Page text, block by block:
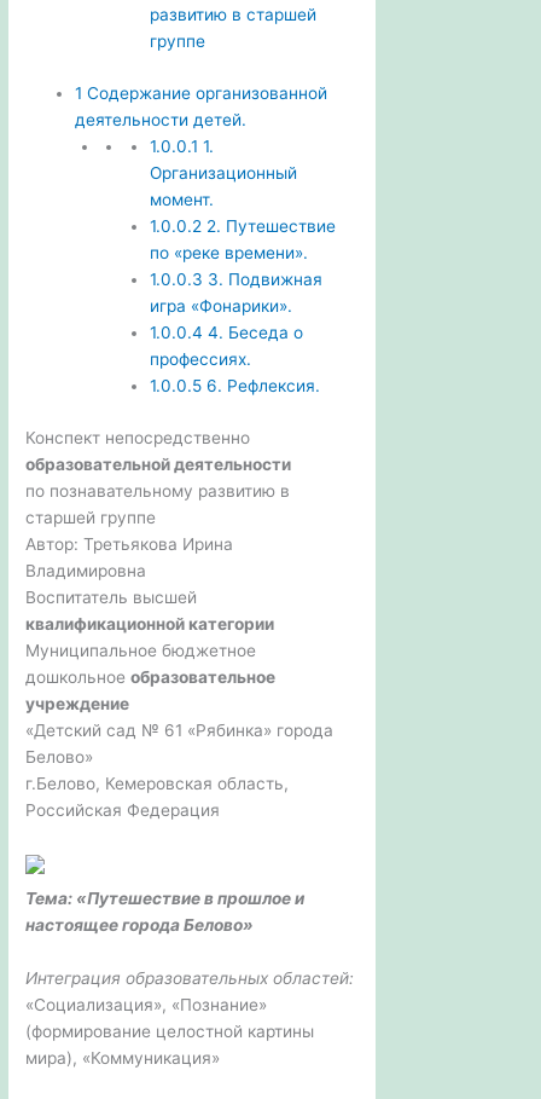
развитию в старшей
группе
1 Содержание организованной
деятельности детей.
1.0.0.1 1.
Организационный
момент.
1.0.0.2 2. Путешествие
по «реке времени».
1.0.0.3 3. Подвижная
игра «Фонарики».
1.0.0.4 4. Беседа о
профессиях.
1.0.0.56. Рефлексия.
Конспект непосредственно
образовательной деятельности
по познавательному развитию в
старшей группе
Автор: Третьякова Ирина
Владимировна
Воспитатель высшей
квалификационной категории
Муниципальное бюджетное
дошкольноеобразовательное
учреждение
«Детский сад № 61 «Рябинка» города
Белово»
г.Белово, Кемеровская область,
Российская Федерация
Тема: «Путешествие в прошлое и
настоящее города Белово»
Интеграция образовательных областей:
«Социализация», «Познание»
(формирование целостной картины
мира), «Коммуникация»